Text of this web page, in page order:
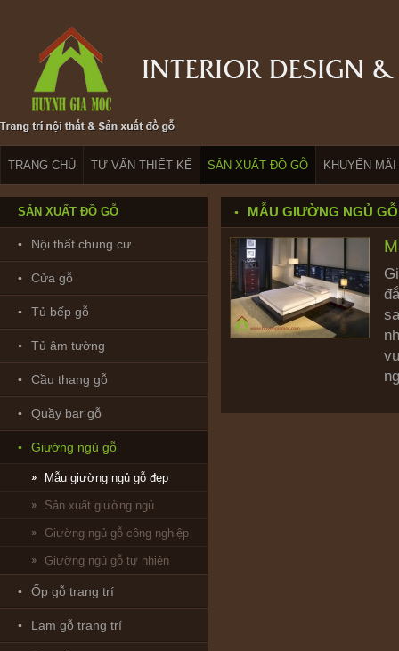
TRANG CHỦ TƯ VẤN THIẾT KẾ SẢN XUẤT ĐỒ GỖ KHUYẾN
SẢN XUẤT ĐỒ GỖ
Nội thất chung cư
Cửa gỗ
Tủ bếp gỗ
Tủ âm tường
Cầu thang gỗ
Quầy bar gỗ
Giường ngủ gỗ
Mẫu giường ngủ gỗ đẹp
Sản xuất giường ngủ
Giường ngủ gỗ công nghiệp
Giường ngủ gỗ tự nhiên
Ốp gỗ trang trí
Lam gỗ trang trí
Bảo hành & Bảo trì_ Trường Giang:
0902208735
MẪU GIƯỜNG NGỦ